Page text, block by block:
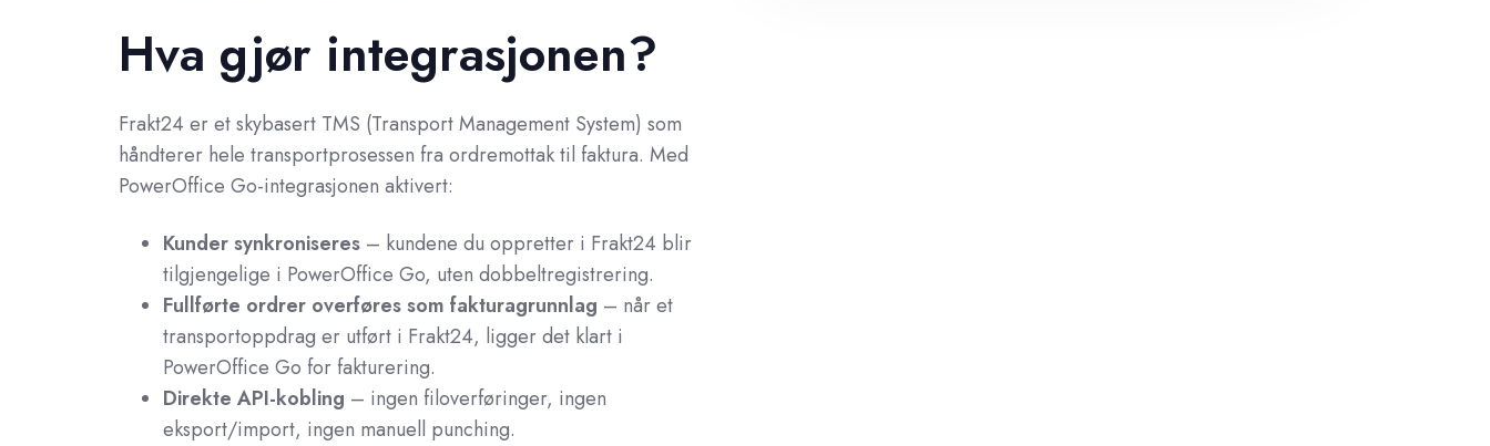
Hva gjør integrasjonen?
Frakt24 er et skybasert TMS (Transport Management System) som
håndterer hele transportprosessen fra ordremottak til faktura. Med
PowerOffice Go-integrasjonen aktivert:
Kunder synkroniseres– kundene du oppretter i Frakt24 blir
tilgjengelige i PowerOffice Go, uten dobbeltregistrering.
Fullførte ordrer overføres som fakturagrunnlag – når et
transportoppdrag er utført i Frakt24, ligger det klart i
PowerOffice Go for fakturering.
Direkte API-kobling – ingen filoverføringer, ingen
eksport/import, ingen manuell punching.